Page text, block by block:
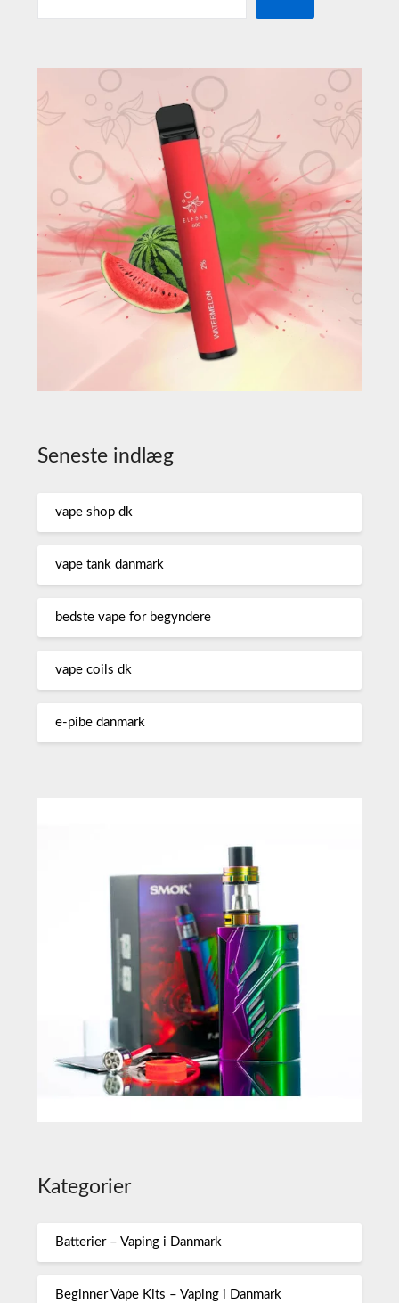
Seneste indlæg
vape shop dk
vape tank danmark
bedste vape for begyndere
vape coils dk
e-pibe danmark
Kategorier
Batterier – Vaping i Danmark
Beginner Vape Kits – Vaping i Danmark